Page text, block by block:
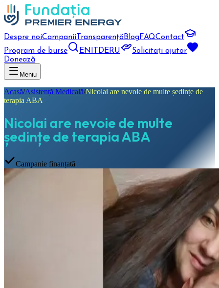
Despre noiCampanii TransparențăBlogFAQContact
Program de burse
EN DERU
Solicitați ajutor
Donează
Meniu
Acasă/Asistență Medicală/Nicolai are nevoie de multe ședințe de
terapia ABA
Nicolai are nevoie de multe
ședințe de terapia ABA
Campanie finanțată